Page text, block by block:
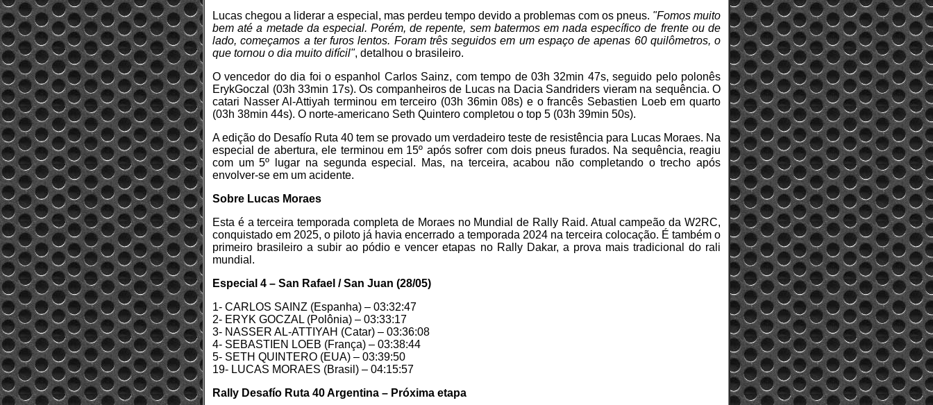
Lucas chegou a liderar a especial, mas perdeu tempo devido a problemas com os pneus. "Fomos muito
bem até a metade da especial. Porém, de repente, sem batermos em nada específico de frente ou de
lado, começamos a ter furos lentos. Foram três seguidos em um espaço de apenas 60 quilômetros, o
que tornou o dia muito difícil", detalhou o brasileiro.
O vencedor do dia foi o espanhol Carlos Sainz, com tempo de 03h 32min 47s, seguido pelo polonês
ErykGoczal (03h 33min 17s). Os companheiros de Lucas na Dacia Sandriders vieram na sequência. O
catari Nasser Al-Attiyah terminou em terceiro (03h 36min 08s) e o francês Sebastien Loeb em quarto
(03h 38min 44s). O norte-americano Seth Quintero completou o top 5 (03h 39min 50s).
A edição do Desafío Ruta 40 tem se provado um verdadeiro teste de resistência para Lucas Moraes. Na
especial de abertura, ele terminou em 15º após sofrer com dois pneus furados. Na sequência, reagiu
com um 5º lugar na segunda especial. Mas, na terceira, acabou não completando o trecho após
envolver-se em um acidente.
Sobre Lucas Moraes
Esta é a terceira temporada completa de Moraes no Mundial de Rally Raid. Atual campeão da W2RC,
conquistado em 2025, o piloto já havia encerrado a temporada 2024 na terceira colocação. É também o
primeiro brasileiro a subir ao pódio e vencer etapas no Rally Dakar, a prova mais tradicional do rali
mundial.
Especial 4 – San Rafael / San Juan (28/05)
1- CARLOS SAINZ (Espanha) – 03:32:47
2- ERYK GOCZAL (Polônia) – 03:33:17
3- NASSER AL-ATTIYAH (Catar) – 03:36:08
4- SEBASTIEN LOEB (França) – 03:38:44
5- SETH QUINTERO (EUA) – 03:39:50
19- LUCAS MORAES (Brasil) – 04:15:57
Rally Desafío Ruta 40 Argentina – Próxima etapa